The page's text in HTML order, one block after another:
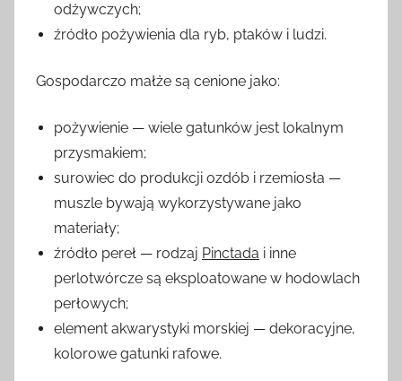
odżywczych;
źródło pożywienia dla ryb, ptaków i ludzi.
Gospodarczo małże są cenione jako:
pożywienie — wiele gatunków jest lokalnym
przysmakiem;
surowiec do produkcji ozdób i rzemiosła —
muszle bywają wykorzystywane jako
materiały;
źródło pereł — rodzaj Pinctada i inne
perlotwórcze są eksploatowane w hodowlach
perłowych;
element akwarystyki morskiej — dekoracyjne,
kolorowe gatunki rafowe.